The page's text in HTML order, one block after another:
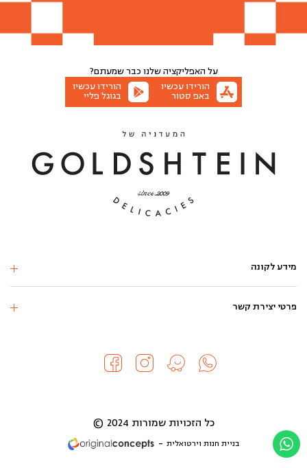
על האפליקציה שלנו כבר שמעתם?
הורידו עכשיו
באפ סטור
הורידו עכשיו
בגוגל פליי
מידע לקונה
פרטי יצירת קשר
בניית חנות וירטואלית
כל הזכויות שמורות 2024 ©